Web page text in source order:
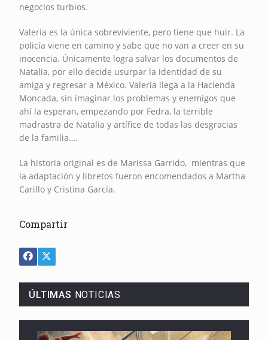
negocios turbios.
Valeria es la única sobreviviente, pero tiene que huir. La
policía viene en camino y sabe que no van a creer en su
inocencia. Únicamente logra salvar los documentos de
Natalia, por ello decide usurpar la identidad de su
amiga y regresar a México. Valeria llega a la Hacienda
Moncada, sin imaginar los problemas y enemigos que
ahí la esperan, empezando por Fedra, la terrible
madrastra de Natalia y artífice de todas las desgracias
de la familia….
La historia original es de Marissa Garrido, mientras que
la adaptación y libretos fueron encomendados a Martha
Carillo y Cristina García.
Compartir
ÚLTIMAS NOTICIAS